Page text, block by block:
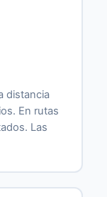
distancia
En rutas
Las